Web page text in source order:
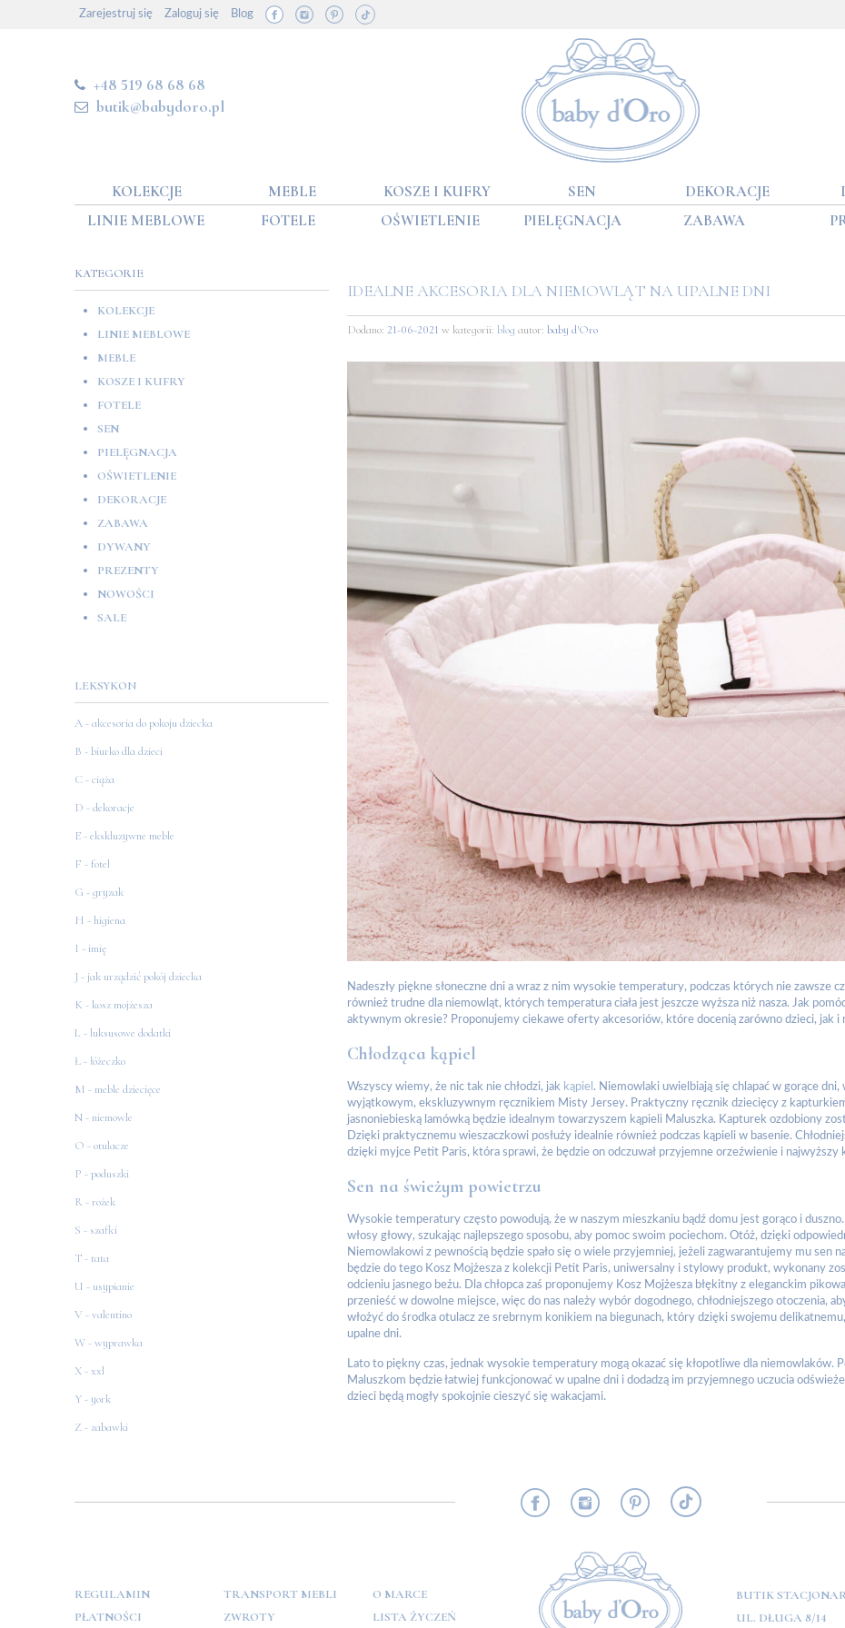
Zarejestruj się Zaloguj się Blog
+48 519 68 68 68
butik@babydoro.pl
KOLEKCJE MEBLE KOSZE I KUFRY SEN DEKORACJE
LINIE MEBLOWE
FOTELE OŚWIETLENIE PIELĘGNACJA ZABAWA
KATEGORIE
KOLEKCJE
LINIE MEBLOWE
MEBLE
KOSZE I KUFRY
FOTELE
SEN
PIELĘGNACJA
OŚWIETLENIE
DEKORACJE
ZABAWA
DYWANY
PREZENTY
NOWOŚCI
SALE
LEKSYKON
A - akcesoria do pokoju dziecka
B - biurko dla dzieci
C - ciąża
D - dekoracje
E - ekskluzywne meble
F - fotel
G - gryzak
H - higiena
I - imię
J - jak urządzić pokój dziecka
K - kosz mojżesza
L - luksusowe dodatki
Ł - łóżeczko
M - meble dziecięce
N - niemowle
O - otulacze
P - poduszki
R - rożek
S - szafki
T - tata
U - usypianie
V - valentino
W - wyprawka
X - xxl
Y - york
Z - zabawki
IDEALNE AKCESORIA DLA NIEMOWLĄT NA UPALNE DNI
Dodano: 21-06-2021 w kategorii: blog autor: baby d'Oro
Nadeszły piękne słoneczne dni a wraz z nim wysokie temperatury, podczas których nie zawsze
również trudne dla niemowląt, których temperatura ciała jest jeszcze wyższa niż nasza. Jak
aktywnym okresie? Proponujemy ciekawe oferty akcesoriów, które docenią zarówno dzieci, jak i
Chłodząca kąpiel
Wszyscy wiemy, że nic tak nie chłodzi, jak kąpiel . Niemowlaki uwielbiają się chlapać w gorące
wyjątkowym, ekskluzywnym ręcznikiem Misty Jersey. Praktyczny ręcznik dziecięcy z
jasnoniebieską lamówką będzie idealnym towarzyszem kąpieli Maluszka. Kapturek ozdobiony
Dzięki praktycznemu wieszaczkowi posłuży idealnie również podczas kąpieli w basenie.
dzięki myjce Petit Paris, która sprawi, że będzie on odczuwał przyjemne orzeźwienie i
Sen na świeżym powietrzu
Wysokie temperatury często powodują, że w naszym mieszkaniu bądź domu jest gorąco i
włosy głowy, szukając najlepszego sposobu, aby pomoc swoim pociechom. Otóż, dzięki
Niemowlakowi z pewnością będzie spało się o wiele przyjemniej, jeżeli zagwarantujemy mu sen
będzie do tego Kosz Mojżesza z kolekcji Petit Paris, uniwersalny i stylowy produkt, wykonany
odcieniu jasnego beżu. Dla chłopca zaś proponujemy Kosz Mojżesza błękitny z eleganckim
przenieść w dowolne miejsce, więc do nas należy wybór dogodnego, chłodniejszego otoczenia,
włożyć do środka otulacz ze srebrnym konikiem na biegunach, który dzięki swojemu
upalne dni.
Lato to piękny czas, jednak wysokie temperatury mogą okazać się kłopotliwe dla
Maluszkom będzie łatwiej funkcjonować w upalne dni i dodadzą im przyjemnego uczucia
dzieci będą mogły spokojnie cieszyć się wakacjami.
REGULAMIN
PŁATNOŚCI
TRANSPORT MEBLI
ZWROTY
O MARCE
LISTA ŻYCZEŃ
BUTIK
UL. DŁUGA 8/14